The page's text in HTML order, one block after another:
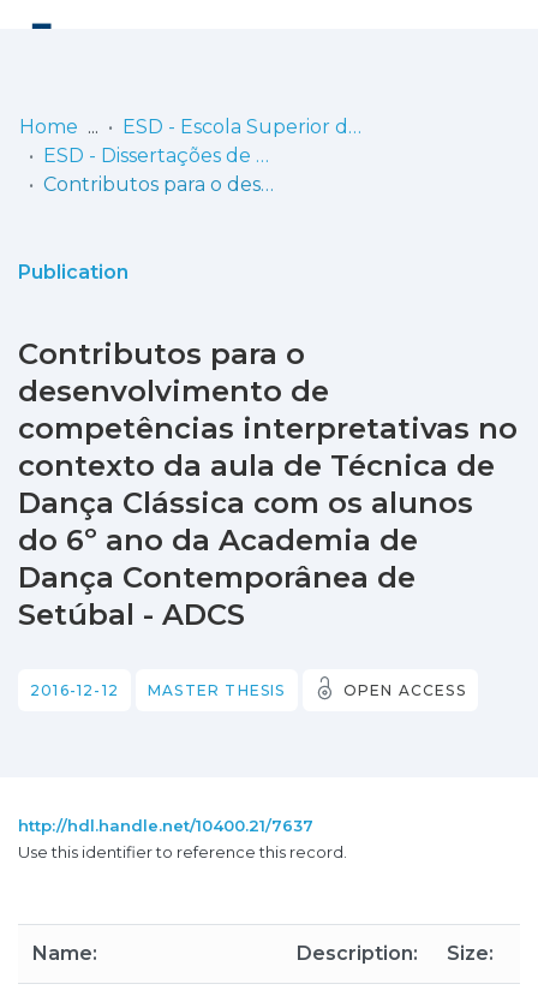
Communities
Statistics
Home
ESD - Escola Superior de Dança
ESD - Dissertações de Mestrado
Contributos para o desenvolvimento de competências interpretativas no contexto da aula de Técnica de Dança Clássica com os alunos do 6º ano da Academia de Dança Contemporânea de Setúbal - ADCS
Publication
Contributos para o
desenvolvimento de
competências interpretativas no
contexto da aula de Técnica de
Dança Clássica com os alunos
do 6º ano da Academia de
Dança Contemporânea de
Setúbal - ADCS
2016-12-12 MASTER THESIS OPEN ACCESS
http://hdl.handle.net/10400.21/7637
Use this identifier to reference this record.
Name: Description: Size: